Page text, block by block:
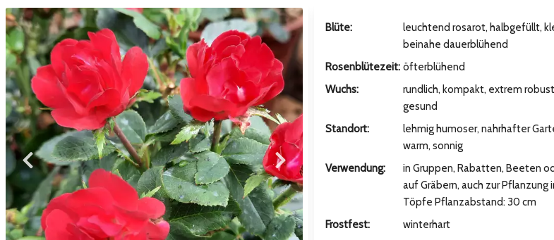
Zum vorigen Bild Zum nächsten Bild
Blüte:
leuchtend rosarot, halbgefüllt,
beinahe dauerblühend
Rosenblütezeit: öfterblühend
Wuchs:
rundlich, kompakt, extrem
gesund
Standort:
lehmig humoser, nahrhafter
warm, sonnig
Verwendung:
in Gruppen, Rabatten, Beeten
auf Gräbern, auch zur Pflanzung
Töpfe Pflanzabstand: 30 cm
Frostfest:
winterhart